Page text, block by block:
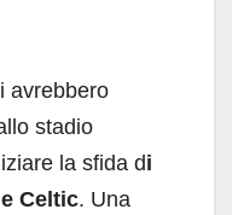
avrebbero
stadio
la sfida di
Celtic. Una